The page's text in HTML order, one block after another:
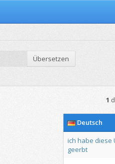
Übersetzen
1
Deutsch
ich habe diese
geerbt